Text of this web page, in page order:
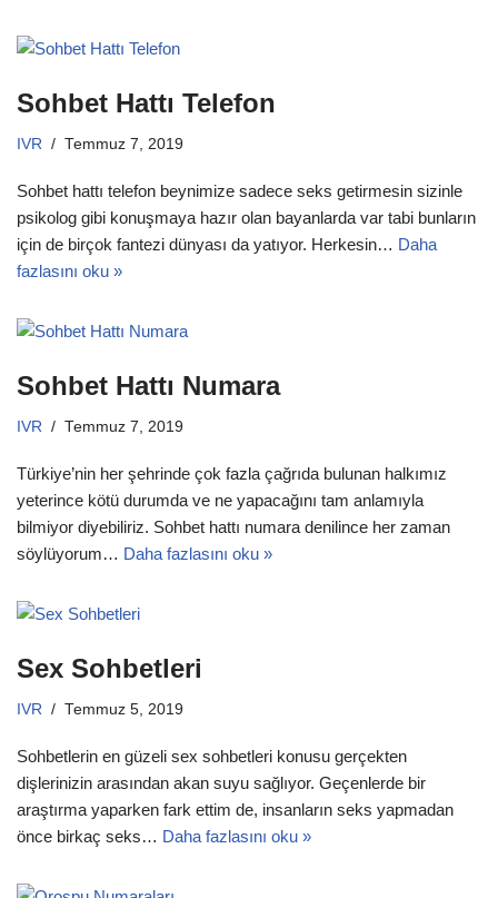
Sohbet Hattı Telefon
IVR Temmuz 7, 2019
Sohbet hattı telefon beynimize sadece seks getirmesin sizinle
psikolog gibi konuşmaya hazır olan bayanlarda var tabi bunların
için de birçok fantezi dünyası da yatıyor. Herkesin… Daha
fazlasını oku »
Sohbet Hattı Numara
IVR Temmuz 7, 2019
Türkiye’nin her şehrinde çok fazla çağrıda bulunan halkımız
yeterince kötü durumda ve ne yapacağını tam anlamıyla
bilmiyor diyebiliriz. Sohbet hattı numara denilince her zaman
söylüyorum… Daha fazlasını oku »
Sex Sohbetleri
IVR Temmuz 5, 2019
Sohbetlerin en güzeli sex sohbetleri konusu gerçekten
dişlerinizin arasından akan suyu sağlıyor. Geçenlerde bir
araştırma yaparken fark ettim de, insanların seks yapmadan
önce birkaç seks… Daha fazlasını oku »